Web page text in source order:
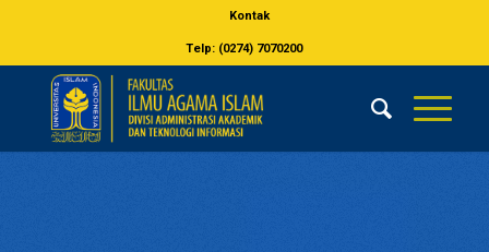
Kontak
Telp: (0274) 7070200